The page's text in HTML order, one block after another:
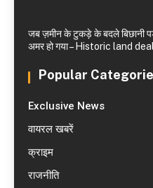
जब ज़मीन के टुकड़े के बदले बिछानी
अमर हो गया – Historic land
Popular
Exclusive News
वायरल खबरें
क्राइम
राजनीति